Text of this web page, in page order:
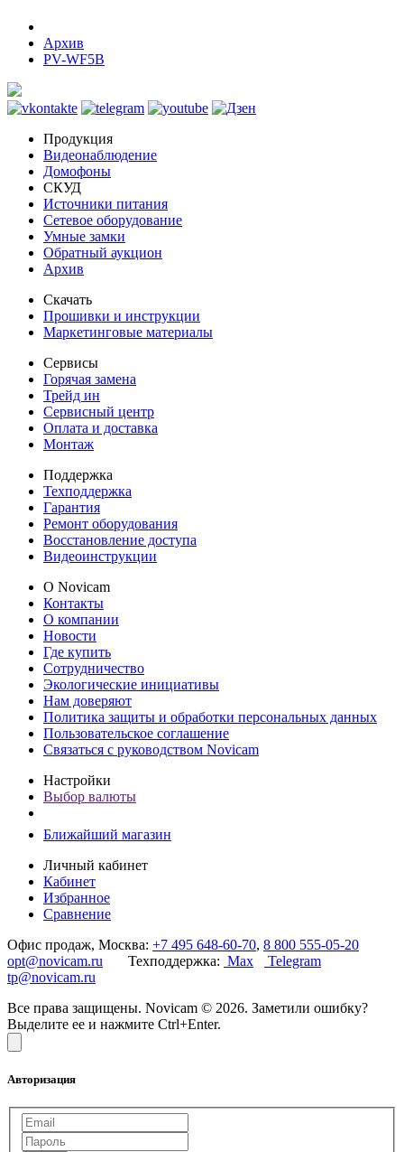
Архив
PV-WF5B
Продукция
Видеонаблюдение
Домофоны
СКУД
Источники питания
Сетевое оборудование
Умные замки
Обратный аукцион
Архив
Скачать
Прошивки и инструкции
Маркетинговые материалы
Сервисы
Горячая замена
Трейд ин
Сервисный центр
Оплата и доставка
Монтаж
Поддержка
Техподдержка
Гарантия
Ремонт оборудования
Восстановление доступа
Видеоинструкции
О Novicam
Контакты
О компании
Новости
Где купить
Сотрудничество
Экологические инициативы
Нам доверяют
Политика защиты и обработки персональных данных
Пользовательское соглашение
Связаться с руководством Novicam
Настройки
Выбор валюты
Ближайший магазин
Личный кабинет
Кабинет
Избранное
Сравнение
Офис продаж, Москва: +7 495 648-60-70, 8 800 555-05-20
opt@novicam.ru Техподдержка: Max
Telegram
tp@novicam.ru
Все права защищены. Novicam © 2026. Заметили ошибку?
Выделите ее и нажмите Ctrl+Enter.
Авторизация